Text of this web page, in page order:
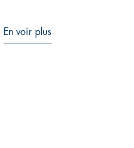
En voir plus